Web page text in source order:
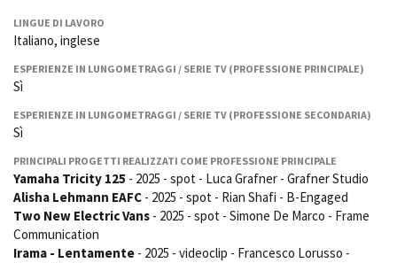
Piemonte Film Tv
Development Fund
Piemonte Doc Film Fund
Società di produzione
Strutture di servizio
Professionisti
Attrici-Attori
Beginners
Festa del Cinema di Roma
David di Donatello
Premio Solinas
STRUMENTI
Location - Accedi al tuo
LINGUE DI LAVORO
Italiano, inglese
ESPERIENZE IN LUNGOMETRAGGI / SERIE TV (PROFESSIONE PRINCIPALE)
Sì
ESPERIENZE IN LUNGOMETRAGGI / SERIE TV (PROFESSIONE SECONDARIA)
Sì
PRINCIPALI PROGETTI REALIZZATI COME PROFESSIONE PRINCIPALE
Yamaha Tricity 125 - 2025 - spot - Luca Grafner - Grafner Studio
Alisha Lehmann EAFC - 2025 - spot - Rian Shafi - B-Engaged
Two New Electric Vans - 2025 - spot - Simone De Marco - Frame
Communication
Irama - Lentamente - 2025 - videoclip - Francesco Lorusso -